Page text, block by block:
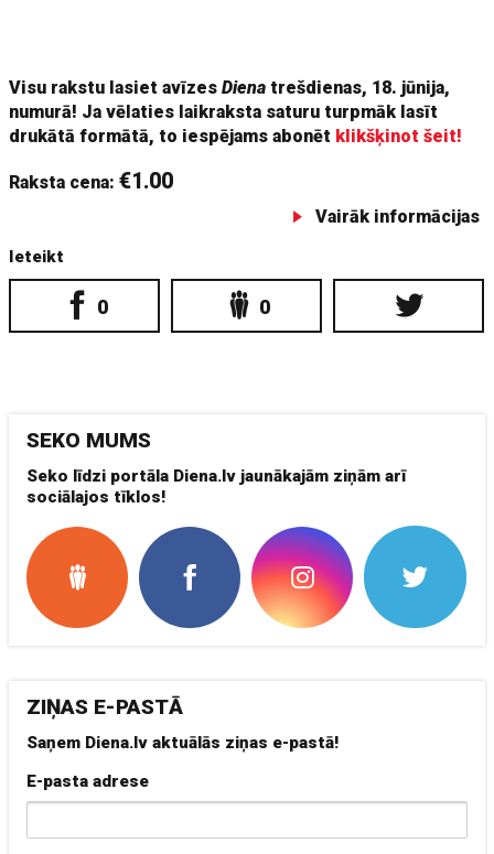
Visu rakstu lasiet avīzesDiena trešdienas, 18. jūnija,
numurā! Ja vēlaties laikraksta saturu turpmāk lasīt
drukātā formātā, to iespējams abonēt klikšķinot šeit!
Raksta cena:€1.00
Vairāk informācijas
Ieteikt
0 0
SEKO MUMS
Seko līdzi portāla Diena.lv jaunākajām ziņām arī
sociālajos tīklos!
ZIŅAS E-PASTĀ
Saņem Diena.lv aktuālās ziņas e-pastā!
E-pasta adrese